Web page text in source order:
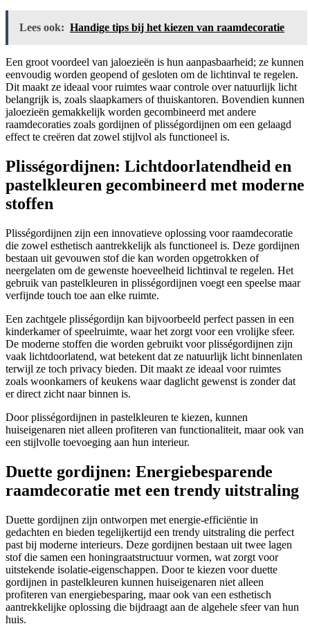
Lees ook: Handige tips bij het kiezen van raamdecoratie
Een groot voordeel van jaloezieën is hun aanpasbaarheid; ze kunnen
eenvoudig worden geopend of gesloten om de lichtinval te regelen.
Dit maakt ze ideaal voor ruimtes waar controle over natuurlijk licht
belangrijk is, zoals slaapkamers of thuiskantoren. Bovendien kunnen
jaloezieën gemakkelijk worden gecombineerd met andere
raamdecoraties zoals gordijnen of plisségordijnen om een gelaagd
effect te creëren dat zowel stijlvol als functioneel is.
Plisségordijnen: Lichtdoorlatendheid en
pastelkleuren gecombineerd met moderne
stoffen
Plisségordijnen zijn een innovatieve oplossing voor raamdecoratie
die zowel esthetisch aantrekkelijk als functioneel is. Deze gordijnen
bestaan uit gevouwen stof die kan worden opgetrokken of
neergelaten om de gewenste hoeveelheid lichtinval te regelen. Het
gebruik van pastelkleuren in plisségordijnen voegt een speelse maar
verfijnde touch toe aan elke ruimte.
Een zachtgele plisségordijn kan bijvoorbeeld perfect passen in een
kinderkamer of speelruimte, waar het zorgt voor een vrolijke sfeer.
De moderne stoffen die worden gebruikt voor plisségordijnen zijn
vaak lichtdoorlatend, wat betekent dat ze natuurlijk licht binnenlaten
terwijl ze toch privacy bieden. Dit maakt ze ideaal voor ruimtes
zoals woonkamers of keukens waar daglicht gewenst is zonder dat
er direct zicht naar binnen is.
Door plisségordijnen in pastelkleuren te kiezen, kunnen
huiseigenaren niet alleen profiteren van functionaliteit, maar ook van
een stijlvolle toevoeging aan hun interieur.
Duette gordijnen: Energiebesparende
raamdecoratie met een trendy uitstraling
Duette gordijnen zijn ontworpen met energie-efficiëntie in
gedachten en bieden tegelijkertijd een trendy uitstraling die perfect
past bij moderne interieurs. Deze gordijnen bestaan uit twee lagen
stof die samen een honingraatstructuur vormen, wat zorgt voor
uitstekende isolatie-eigenschappen. Door te kiezen voor duette
gordijnen in pastelkleuren kunnen huiseigenaren niet alleen
profiteren van energiebesparing, maar ook van een esthetisch
aantrekkelijke oplossing die bijdraagt aan de algehele sfeer van hun
huis.